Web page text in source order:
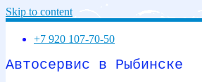
Skip to content
+7 920 107-70-50
Автосервис в Рыбинске